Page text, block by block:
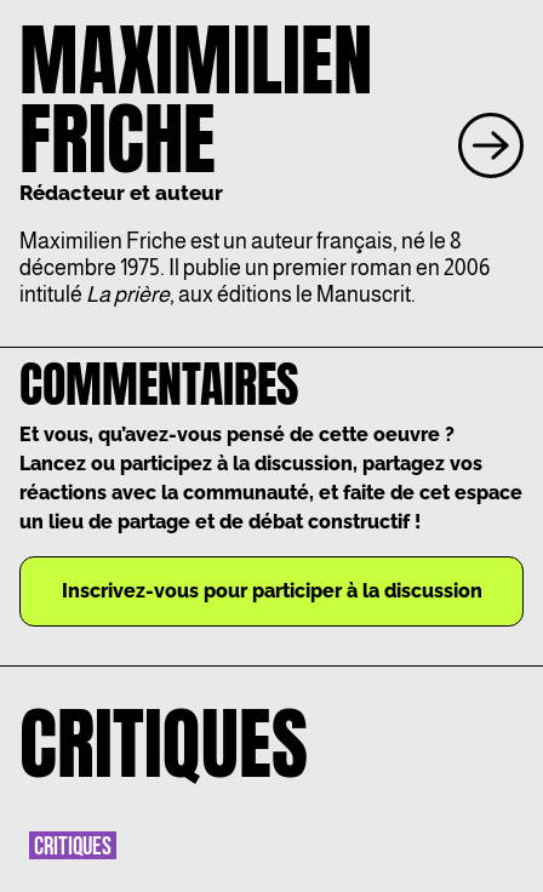
MAXIMILIEN
FRICHE
Rédacteur et auteur
Maximilien Friche est un auteur français, né le 8
décembre 1975. Il publie un premier roman en 2006
intitulé La prière, aux éditions le Manuscrit.
COMMENTAIRES
Et vous, qu’avez-vous pensé de cette oeuvre ?
Lancez ou participez à la discussion, partagez vos
réactions avec la communauté, et faite de cet espace
un lieu de partage et de débat constructif !
Inscrivez-vous pour participer à la discussion
CRITIQUES
CRITIQUES